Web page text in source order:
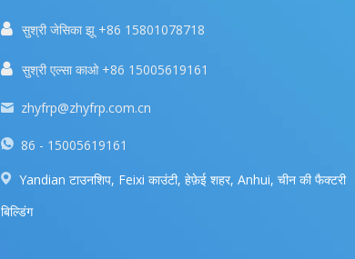
 सुश्री जेसिका झू +86 15801078718
 सुश्री एल्सा काओ +86 15005619161
zhyfrp@zhyfrp.com.cn
86 - 15005619161
Yandian टाउनशिप, Feixi काउंटी, हेफ़ेई शहर, Anhui, चीन की फैक्टरी
बिल्डिंग